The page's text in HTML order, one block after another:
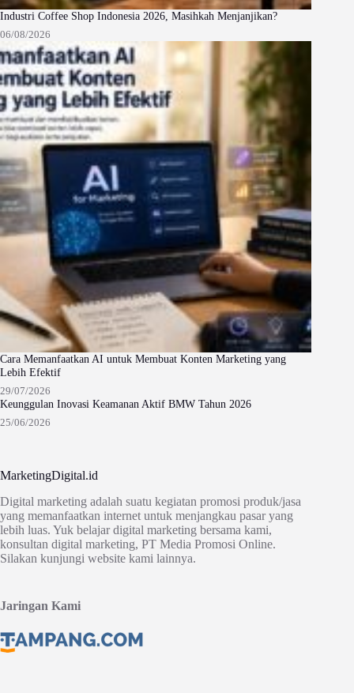
Industri Coffee Shop Indonesia 2026, Masihkah Menjanjikan?
06/08/2026
Cara Memanfaatkan AI untuk Membuat Konten Marketing yang
Lebih Efektif
29/07/2026
Keunggulan Inovasi Keamanan Aktif BMW Tahun 2026
25/06/2026
MarketingDigital.id
Digital marketing adalah suatu kegiatan promosi produk/jasa
yang memanfaatkan internet untuk menjangkau pasar yang
lebih luas. Yuk belajar digital marketing bersama kami,
konsultan digital marketing, PT Media Promosi Online.
Silakan kunjungi website kami lainnya.
Jaringan Kami